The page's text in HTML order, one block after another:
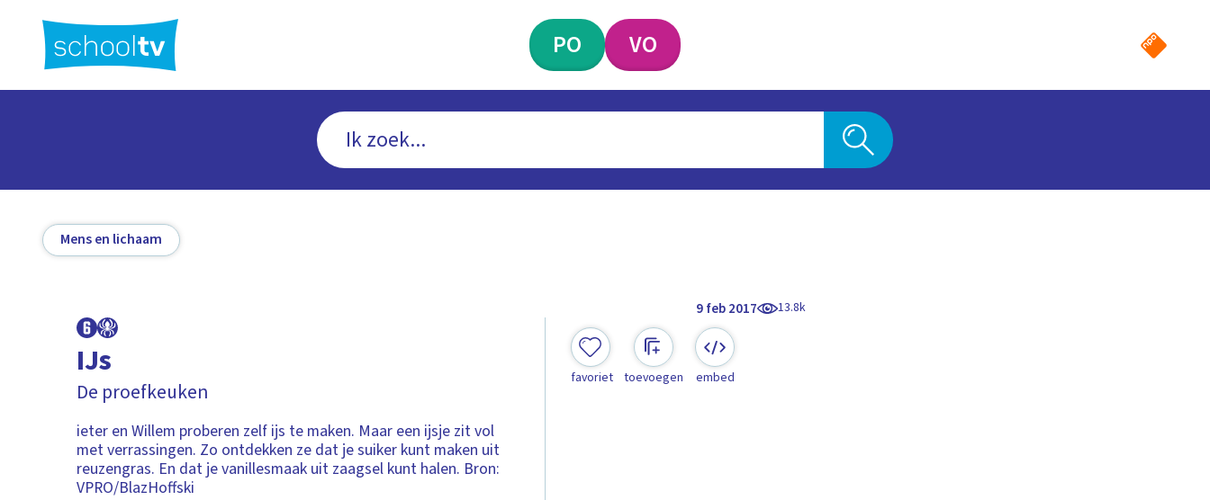
hoofdinhoud
PO VO
Mens en lichaam
9 feb 2017 13.8k
IJs
De proefkeuken
ieter en Willem proberen zelf ijs te maken. Maar een ijsje zit vol
met verrassingen. Zo ontdekken ze dat je suiker kunt maken uit
reuzengras. En dat je vanillesmaak uit zaagsel kunt halen. Bron:
VPRO/BlazHoffski
favoriet toevoegen embed